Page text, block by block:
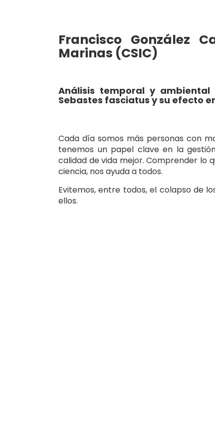
Francisco González
Marinas (CSIC)
Análisis temporal y
Sebastes fasciatus y su efecto
Cada día somos más personas con
tenemos un papel clave en la
calidad de vida mejor. Comprender lo
ciencia, nos ayuda a todos.
Evitemos, entre todos, el colapso de
ellos.